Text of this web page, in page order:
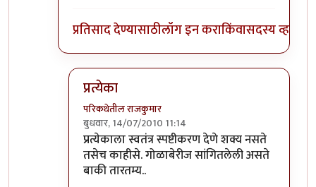
प्रतिसाद देण्यासाठीलॉग इन कराकिंवासदस्य व्हा
प्रत्येका
परिकथेतील राजकुमार
बुधवार, 14/07/2010 11:14
In reply toXYZ कारणासाठी हा प्रतिसाद
प्रत्येकाला स्वतंत्र स्पष्टीकरण देणे शक्य नसते
तसेच काहीसे. गोळाबेरीज सांगितलेली असते
बाकी तारतम्य..